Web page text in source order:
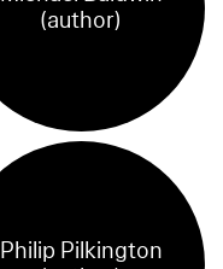
(author)
Philip Pilkington